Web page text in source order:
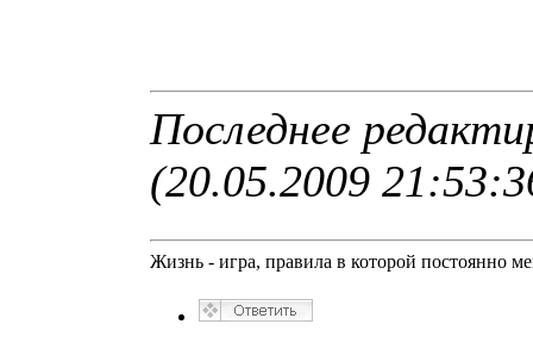
Последнее
(20.05.2009
Жизнь - игра, правила в которой постоянно